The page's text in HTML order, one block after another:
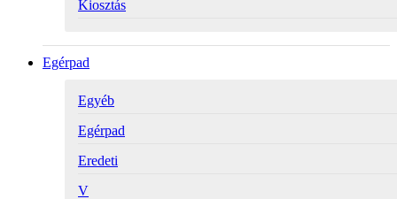
Kiosztás
Egérpad
Egyéb
Egérpad
Eredeti
V